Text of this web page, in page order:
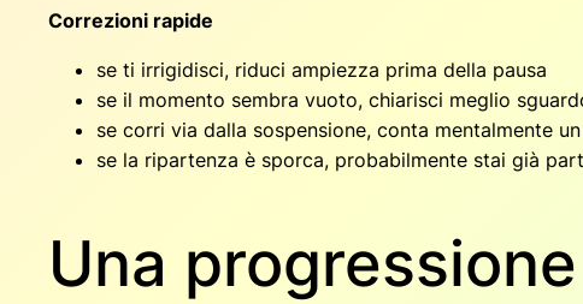
Correzioni rapide
se ti irrigidisci, riduci ampiezza prima della pausa
se il momento sembra vuoto, chiarisci meglio
se corri via dalla sospensione, conta mentalmente
se la ripartenza è sporca, probabilmente stai già
Una